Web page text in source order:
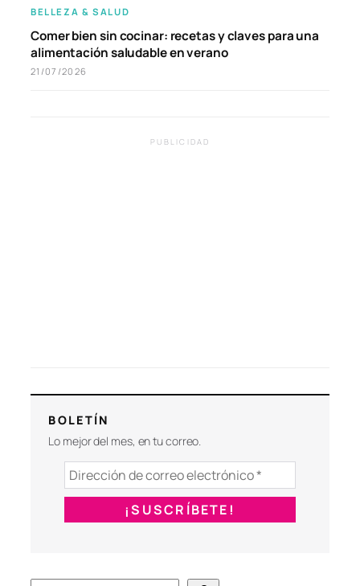
BELLEZA & SALUD
Comer bien sin cocinar: recetas y claves para una
alimentación saludable en verano
21/07/2026
PUBLICIDAD
BOLETÍN
Lo mejor del mes, en tu correo.